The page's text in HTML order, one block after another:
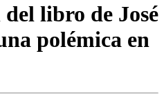
libro de José
polémica en